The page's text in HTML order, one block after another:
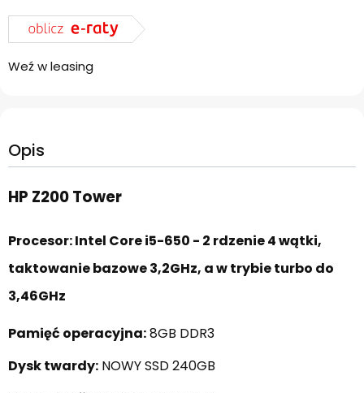
Weź w leasing
Opis
HP Z200 Tower
Procesor: Intel Core i5-650 - 2 rdzenie 4 wątki,
taktowanie bazowe 3,2GHz, a w trybie turbo do
3,46GHz
Pamięć operacyjna:8GB DDR3
Dysk twardy: NOWY SSD 240GB